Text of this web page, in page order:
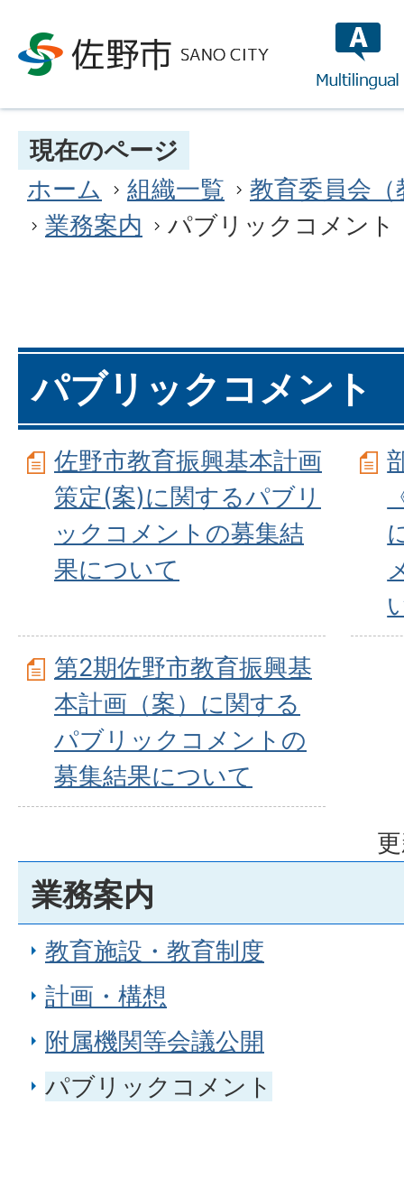
現在のページ
ホーム
組織一覧
教育委員会（
業務案内
パブリックコメント
パブリックコメント
佐野市教育振興基本計画
策定(案)に関するパブリ
ックコメントの募集結
果について
第2期佐野市教育振興基
本計画（案）に関する
パブリックコメントの
募集結果について
業務案内
教育施設・教育制度
計画・構想
附属機関等会議公開
パブリックコメント